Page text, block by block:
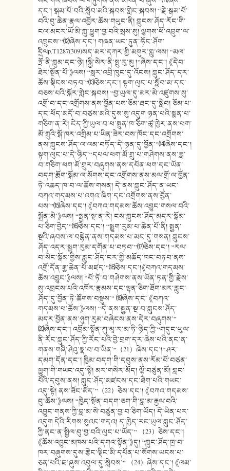
དང་། སྒམ་པོ་བའི་སློབ་མའི་སྐབས་གླེང་སྐབས། “རྗེ་སྒམ་པོ་
བའི་བུ་ཆེན་རྣལ་འབྱོར་ཆོས་གཡུང་ནི། ཀླུངས་ཤོད་རོང་གི་
ངལ་མངར་ཡོ་མི་ཀླུ་ཕྱུག་བྱ་བའི་སྲས་སུ། ལྕགས་ཕོ་འབྲུག་ལ་
འཁྲུངས་”⑿ཞེས་དང་། གཞན་ཡང་ཏུན་ཧོང་ཤོག་
དྲིལp.T1287(309)སད་མར་དཀར་གྱི་མགུར་གླུ་ལས། “མལ་
ཏྲོ་ནི་ཀླུམ་དང་ཉེ། །སྐྱི་སེར་ནི་སྤུ་རུ་མུ །”ཞེས་དང་། 《དེབ་
ཐེར་སྔོན་པོ་》ལས། “སླར་འབྲི་ཁུང་དུ་འོངས། ཀླུང་ཤོད་དར་
ཆོས་སྡིངས་བཏབ་”⒀ཅེས་དང་། སྟག་ལུང་པ་སློབ་མ་དང་
བཅས་པའི་སྐོར་གླེང་སྐབས། “བྱ་ཡུལ་དུ་མར་མེ་འཛུགས་སུ་
འགྲོ་བ་དང་འགྲོགས་ནས་བྱོན་པས་ཅོམ་ཐང་དུ་སླེབ། ཅོམ་པ་
དང་ཕོད་མདོ་བ་བཙས་མའི་དུས་སུ་འདུག ཉན་པའི་སྨན་པ་
གཅིག་ན་རེ། ངེད་ཀྱི་ཡུལ་བ་ཕ་སྤུན་ཁ་ཅིག་ཚྭ་ཁྱེར་ནས་ཕག་
མོ་གྲུའི་སྒོ་ཁར་འགྲིམ་པ་ཡིན་ཟེར་བས་ཁོང་དང་འགྲོགས་
ནས་ཀླུངས་ཤོད་ལ་ལམ་བཏོད་དེ་ཉན་དུ་བྱོན་”⒁ཞེས་དང་།
སྟག་ལུང་པ་དེ་ཉིད་“དཔལ་ཕག་མོ་གྲུ་པ་གཤེགས་ནས་ཟླ་
བ་གཅིག་ཕག་མོ་གྲུར་བཞུགས་ནས་དཔོན་ཕག་དང་ཡོན་
བདག་རྨོག་སྒོམ་ལ་སོགས་དང་འགྲོགས་ནས་མལ་གྲོ་ལ་བྱོན་
ཏེ་འཆད་ཁ་བ་ལ་ཆོས་གསན། དེ་ནས་ཀླུང་ཤོད་ན་ཡང་
བཀའ་གདམས་པ་འགའ་ཞིག་དང་འགྲོགས་ནས་བྱོན་
པས་”⒂ཞེས་དང་། 《བཀའ་གདམས་ཆོས་འབྱུང་གསལ་བའི་
སྒྲོན་མེ་》ལས། “སྤྱན་སྔ་ན་རེ། ངས་ཀླུངས་ཤོད་མདར་སྒོམ་
པ་ཅིག་བྱེད་”⒃ཅེས་དང་། “སྨྱུག་རུམ་པ་ཆེན་པོ་ནི། སྤྱན་
སྔའི་ཞབས་ལ་བསྙེན་ནས་གདམས་པ་མང་དུ་གསན། ཀླུངས་
ཤོད་འདར་སྨྱུག་རུམ་དགོན་པ་བཏབ་”⒄ཅེས་དང་། “རལ་
བ་སེང་སྒོམ་གྱིས་རླུང་ཤོད་ངར་གྱི་མཆོད་ཁང་བཏབ་ནས་
འགྲོ་དོན་རྒྱ་ཆེན་པོ་མཛད་”⒅ཅེས་དང་།《བཀའ་གདམས་
ཆོས་འབྱུང་》ལས། “པོ་ཏོ་བ་གཤེགས་ནས་ཡོན་ཏན་གྱི་རྗེས་
སུ་འབྲངས་པའི་འཁོར་རྣམས་དང་ལྷན་ཅིག་ཐོག་མར་རླུང་
ཤོད་དུ་བྱོན་ཏེ་ཚོགས་བསྡུས་” ⒆ཞེས་དང་ 《བཀའ་
གདམས་ཕ་ཆོས་》ལས། “དེ་ནས་སྤྱན་སྔ་བ་ཀླུངས་ཤོད་
མདར་བྱོན་ནས་ཉུག་རུམ་བཞེངས་ནས་དེར་བཞུགས་”
⒇ཞེས་དང་། འབྲོམ་སྟོན་ཀུ་མཱ་ར་མ་ཏི་ཉིད་ཀྱི་“གདུང་ཡུལ་
ནི་རོང་ཀླུང་ཤོད་ཀྱི་རོང་པའི་བྱེ་བྲག་དར་ཞེས་པའི་ནང་ན་
གནས་གཞི་ཤེའུ་སྣ་བ་བ་ཡིན་”（21）ཞེས་དང་།“ཤར་
དམག་དོན་དང་། ཁྱིམ་བདག་གི་དབུས་ནས་རོམ་པོ་བཙན་
ཕྱུག་གི་གཡང་འདུ་སྟེ། མར་གསེར་མོད། ལྷོ་བཙུན་མོ། གླང་
པོའི་དབུས་ནས། ཀླུང་ཤོད་མཛངས་དང་ཐེག་པའི་གཡང་
འདུ་སྟེ། ནས་ཟོང་མོད་”（22）ཅེས་དང་། 《བཀའ་གདམས་
བུ་ཆོས་》ལས། “ཁྱེད་སྔོན་བདག་ཅག་གི་བླ་མ་རྒྱལ་བའི་
འབྱུང་གནས་ཀྱི་བླ་མ་སེ་བཙུན་བྱ་བ་ཅིག་ཡོད། དེ་ཡིན་པར་
འདུག དེའི་རིགས་སུའང་གདའ། ད་ཁྱེད་རང་ཡུལ་ཀླུང་ཤོད་
ཀྱི་ནང་ན་སྤྱིལ་བུ་བྱ་བའི་ལུང་པ་ཡོད་” （23）ཅེས་དང་།
《ཆོས་འབྱུང་མཁས་པའི་དགའ་སྟོན་》དུ། “ཀླུང་ཤོད་ཁྲ་བ་
ཁར་བཞུགས་དུས་རྩེང་ལྡིང་མི་དཔོན་པ་སོགས་ཡངས་པ་
ཅན་པའི་ཇ་ཞུས་འབུལ་དུ་སླེབས་” （24）ཞེས་དང་། 《ལམ་